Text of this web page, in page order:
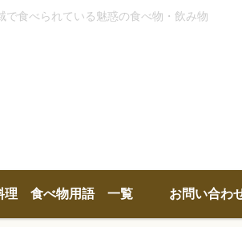
で食べられている魅惑の食べ物・飲み物
理 食べ物用語 一覧 お問い合わ